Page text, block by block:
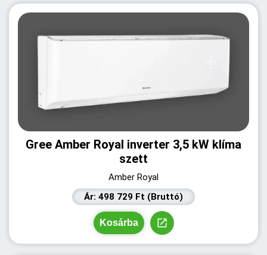
Gree Amber Royal inverter 3,5 kW klíma
szett
Amber Royal
Ár: 498 729 Ft (Bruttó)
Kosárba